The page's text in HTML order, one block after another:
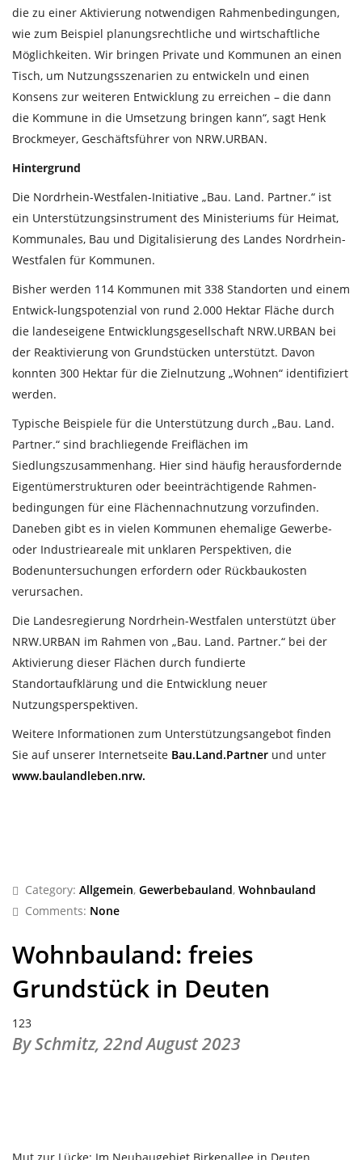
die zu einer Aktivierung notwendigen Rahmenbedingungen,
wie zum Beispiel planungsrechtliche und wirtschaftliche
Möglichkeiten. Wir bringen Private und Kommunen an einen
Tisch, um Nutzungsszenarien zu entwickeln und einen
Konsens zur weiteren Entwicklung zu erreichen – die dann
die Kommune in die Umsetzung bringen kann“, sagt Henk
Brockmeyer, Geschäftsführer von NRW.URBAN.
Hintergrund
Die Nordrhein-Westfalen-Initiative „Bau. Land. Partner.“ ist
ein Unterstützungsinstrument des Ministeriums für Heimat,
Kommunales, Bau und Digitalisierung des Landes Nordrhein-
Westfalen für Kommunen.
Bisher werden 114 Kommunen mit 338 Standorten und einem
Entwick-lungspotenzial von rund 2.000 Hektar Fläche durch
die landeseigene Entwicklungsgesellschaft NRW.URBAN bei
der Reaktivierung von Grundstücken unterstützt. Davon
konnten 300 Hektar für die Zielnutzung „Wohnen“ identifiziert
werden.
Typische Beispiele für die Unterstützung durch „Bau. Land.
Partner.“ sind brachliegende Freiflächen im
Siedlungszusammenhang. Hier sind häufig herausfordernde
Eigentümerstrukturen oder beeinträchtigende Rahmen-
bedingungen für eine Flächennachnutzung vorzufinden.
Daneben gibt es in vielen Kommunen ehemalige Gewerbe-
oder Industrieareale mit unklaren Perspektiven, die
Bodenuntersuchungen erfordern oder Rückbaukosten
verursachen.
Die Landesregierung Nordrhein-Westfalen unterstützt über
NRW.URBAN im Rahmen von „Bau. Land. Partner.“ bei der
Aktivierung dieser Flächen durch fundierte
Standortaufklärung und die Entwicklung neuer
Nutzungsperspektiven.
Weitere Informationen zum Unterstützungsangebot finden
Sie auf unserer Internetseite Bau.Land.Partner und unter
www.baulandleben.nrw.
Category: Allgemein, Gewerbebauland, Wohnbauland
Comments: None
Wohnbauland: freies
Grundstück in Deuten
123
By Schmitz, 22nd August 2023